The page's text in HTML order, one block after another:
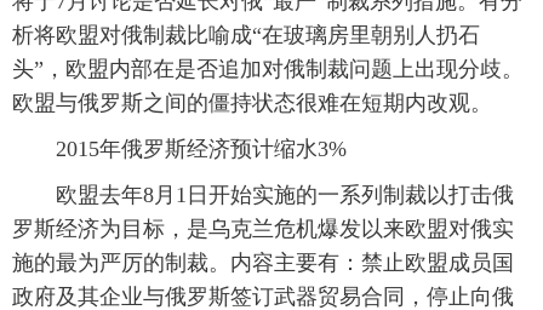
析将欧盟对俄制裁比喻成“在玻璃房里朝别人扔石
头”，欧盟内部在是否追加对俄制裁问题上出现分歧。
欧盟与俄罗斯之间的僵持状态很难在短期内改观。
2015年俄罗斯经济预计缩水3%
欧盟去年8月1日开始实施的一系列制裁以打击俄
罗斯经济为目标，是乌克兰危机爆发以来欧盟对俄实
施的最为严厉的制裁。内容主要有：禁止欧盟成员国
政府及其企业与俄罗斯签订武器贸易合同，停止向俄